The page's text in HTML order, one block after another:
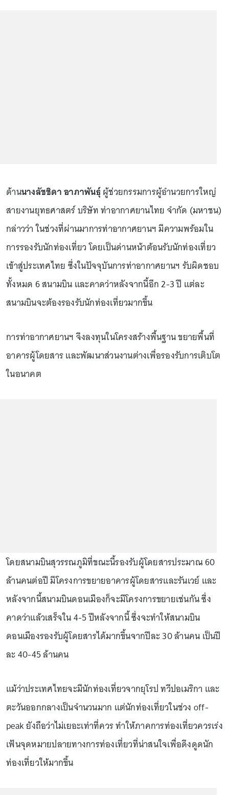
ด้านนางลัชชิดา อาภาพันธุ์ผู้ช่วยกรรมการผู้อำนวยการใหญ่
สายงานยุทธศาสตร์ บริษัท ท่าอากาศยานไทย จำกัด (มหาชน)
กล่าวว่า ในช่วงที่ผ่านมาการท่าอากาศยานฯ มีความพร้อมใน
การรองรับนักท่องเที่ยว โดยเป็นด่านหน้าต้อนรับนักท่องเที่ยว
เข้าสู่ประเทศไทย ซึ่งในปัจจุบันการท่าอากาศยานฯ รับผิดชอบ
ทั้งหมด 6 สนามบิน และคาดว่าหลังจากนี้อีก 2-3 ปี แต่ละ
สนามบินจะต้องรองรับนักท่องเที่ยวมากขึ้น
การท่าอากาศยานฯ จึงลงทุนในโครงสร้างพื้นฐาน ขยายพื้นที่
อาคารผู้โดยสาร และพัฒนาส่วนงานต่างเพื่อรองรับการเติบโต
ในอนาคต
โดยสนามบินสุวรรณภูมิที่ขณะนี้รองรับผู้โดยสารประมาณ 60
ล้านคนต่อปี มีโครงการขยายอาคารผู้โดยสารและรันเวย์ และ
หลังจากนี้สนามบินดอนเมืองก็จะมีโครงการขยายเช่นกัน ซึ่ง
คาดว่าแล้วเสร็จใน 4-5 ปีหลังจากนี้ ซึ่งจะทำให้สนามบิน
ดอนเมืองรองรับผู้โดยสารได้มากขึ้นจากปีละ 30 ล้านคน เป็นปี
ละ 40-45 ล้านคน
แม้ว่าประเทศไทยจะมีนักท่องเที่ยวจากยุโรป ทวีปอเมริกา และ
ตะวันออกกลางเป็นจำนวนมาก แต่นักท่องเที่ยวในช่วง off-
peak ยังถือว่าไม่เยอะเท่าที่ควร ทำให้ภาคการท่องเที่ยวควรเร่ง
เฟ้นจุดหมายปลายทางการท่องเที่ยวที่น่าสนใจเพื่อดึงดูดนัก
ท่องเที่ยวให้มากขึ้น